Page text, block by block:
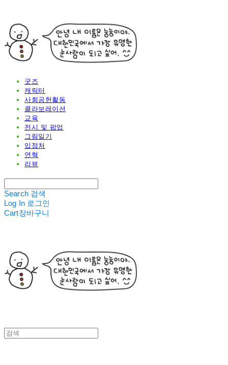
굿즈
캐릭터
사회공헌활동
콜라보레이션
교육
전시 및 팝업
그림일기
입점처
연혁
리뷰
Search 검색
Log In 로그인
Cart장바구니